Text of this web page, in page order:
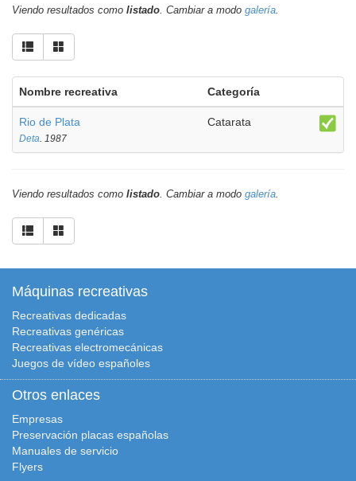
Viendo resultados como listado. Cambiar a modo galería.
Nombre recreativa Categoría
Rio de Plata
Deta. 1987
Catarata
Viendo resultados como listado. Cambiar a modo galería.
Máquinas recreativas
Recreativas dedicadas
Recreativas genéricas
Recreativas electromecánicas
Juegos de vídeo españoles
Otros enlaces
Empresas
Preservación placas españolas
Manuales de servicio
Flyers